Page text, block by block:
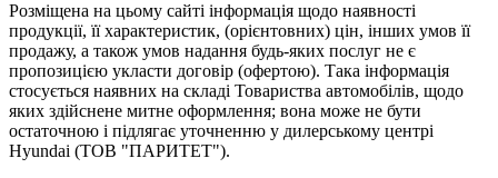
Розміщена на цьому сайті інформація щодо наявності
продукції, її характеристик, (орієнтовних) цін, інших умов її
продажу, а також умов надання будь-яких послуг не є
пропозицією укласти договір (офертою). Така інформація
стосується наявних на складі Товариства автомобілів, щодо
яких здійснене митне оформлення; вона може не бути
остаточною і підлягає уточненню у дилерському центрі
Hyundai (ТОВ "ПАРИТЕТ").